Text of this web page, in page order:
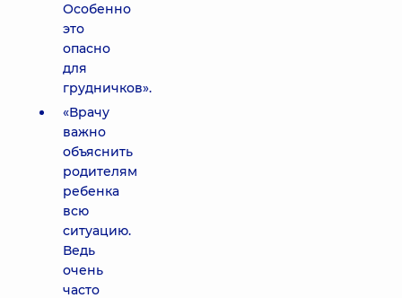
Особенно
это
опасно
для
грудничков».
«Врачу
важно
объяснить
родителям
ребенка
всю
ситуацию.
Ведь
очень
часто